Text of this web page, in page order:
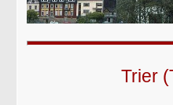
Trier